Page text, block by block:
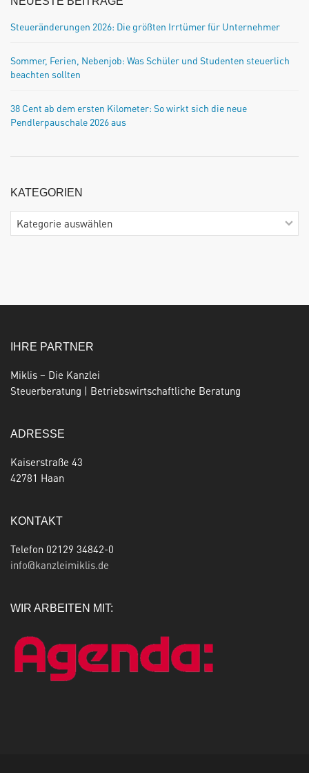
Steueränderungen 2026: Die größten Irrtümer für Unternehmer
Sommer, Ferien, Nebenjob: Was Schüler und Studenten steuerlich
beachten sollten
38 Cent ab dem ersten Kilometer: So wirkt sich die neue
Pendlerpauschale 2026 aus
KATEGORIEN
Kategorien
IHRE PARTNER
Miklis – Die Kanzlei
Steuerberatung | Betriebswirtschaftliche Beratung
ADRESSE
Kaiserstraße 43
42781 Haan
KONTAKT
Telefon 02129 34842-0
info@kanzleimiklis.de
WIR ARBEITEN MIT: